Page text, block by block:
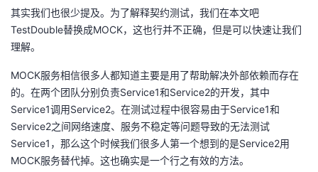
博
客
的
论
坛
我
的
圈
子
我
的
直
播
我
的
活
我
的
我
其实我们也很少提及。为了解释契约测试，我们在本文吧
TestDouble替换成MOCK，这也行并不正确，但是可以快速让我们
理解。
MOCK服务相信很多人都知道主要是用了帮助解决外部依赖而存在
的。在两个团队分别负责Service1和Service2的开发，其中
Service1调用Service2。在测试过程中很容易由于Service1和
Service2之间网络速度、服务不稳定等问题导致的无法测试
Service1，那么这个时候我们很多人第一个想到的是Service2用
MOCK服务替代掉。这也确实是一个行之有效的方法。